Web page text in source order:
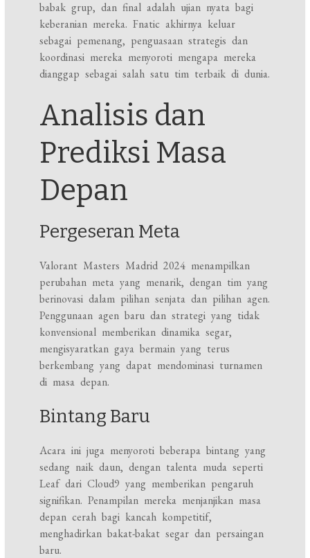
babak grup, dan final adalah ujian nyata bagi
keberanian mereka. Fnatic akhirnya keluar
sebagai pemenang, penguasaan strategis dan
koordinasi mereka menyoroti mengapa mereka
dianggap sebagai salah satu tim terbaik di dunia.
Analisis dan
Prediksi Masa
Depan
Pergeseran Meta
Valorant Masters Madrid 2024 menampilkan
perubahan meta yang menarik, dengan tim yang
berinovasi dalam pilihan senjata dan pilihan agen.
Penggunaan agen baru dan strategi yang tidak
konvensional memberikan dinamika segar,
mengisyaratkan gaya bermain yang terus
berkembang yang dapat mendominasi turnamen
di masa depan.
Bintang Baru
Acara ini juga menyoroti beberapa bintang yang
sedang naik daun, dengan talenta muda seperti
Leaf dari Cloud9 yang memberikan pengaruh
signifikan. Penampilan mereka menjanjikan masa
depan cerah bagi kancah kompetitif,
menghadirkan bakat-bakat segar dan persaingan
baru.